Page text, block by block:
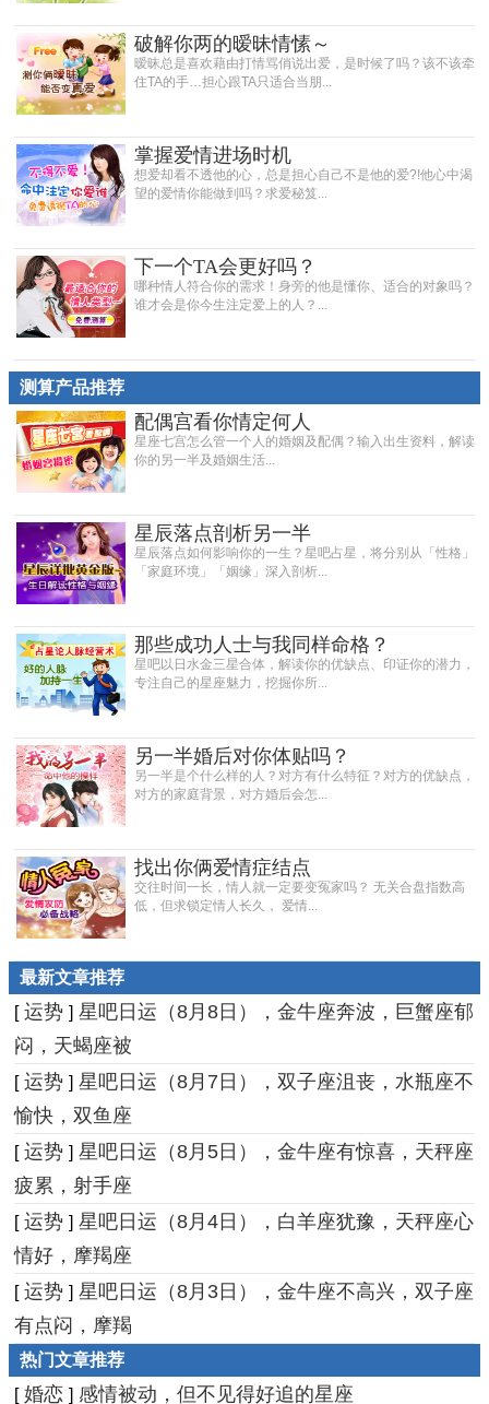
破解你两的暧昧情愫～
暧昧总是喜欢藉由打情骂俏说出爱，是时候了吗？该不该牵
住TA的手…担心跟TA只适合当朋...
掌握爱情进场时机
想爱却看不透他的心，总是担心自己不是他的爱?!他心中渴
望的爱情你能做到吗？求爱秘笈...
下一个TA会更好吗？
哪种情人符合你的需求！身旁的他是懂你、适合的对象吗？
谁才会是你今生注定爱上的人？...
测算产品推荐
配偶宫看你情定何人
星座七宫怎么管一个人的婚姻及配偶？输入出生资料，解读
你的另一半及婚姻生活...
星辰落点剖析另一半
星辰落点如何影响你的一生？星吧占星，将分别从「性格」
「家庭环境」「姻缘」深入剖析...
那些成功人士与我同样命格？
星吧以日水金三星合体，解读你的优缺点、印证你的潜力，
专注自己的星座魅力，挖掘你所...
另一半婚后对你体贴吗？
另一半是个什么样的人？对方有什么特征？对方的优缺点，
对方的家庭背景，对方婚后会怎...
找出你俩爱情症结点
交往时间一长，情人就一定要变冤家吗？ 无关合盘指数高
低，但求锁定情人长久， 爱情...
最新文章推荐
[ 运势 ] 星吧日运（8月8日），金牛座奔波，巨蟹座郁
闷，天蝎座被
[ 运势 ] 星吧日运（8月7日），双子座沮丧，水瓶座不
愉快，双鱼座
[ 运势 ] 星吧日运（8月5日），金牛座有惊喜，天秤座
疲累，射手座
[ 运势 ] 星吧日运（8月4日），白羊座犹豫，天秤座心
情好，摩羯座
[ 运势 ] 星吧日运（8月3日），金牛座不高兴，双子座
有点闷，摩羯
热门文章推荐
[ 婚恋 ] 感情被动，但不见得好追的星座